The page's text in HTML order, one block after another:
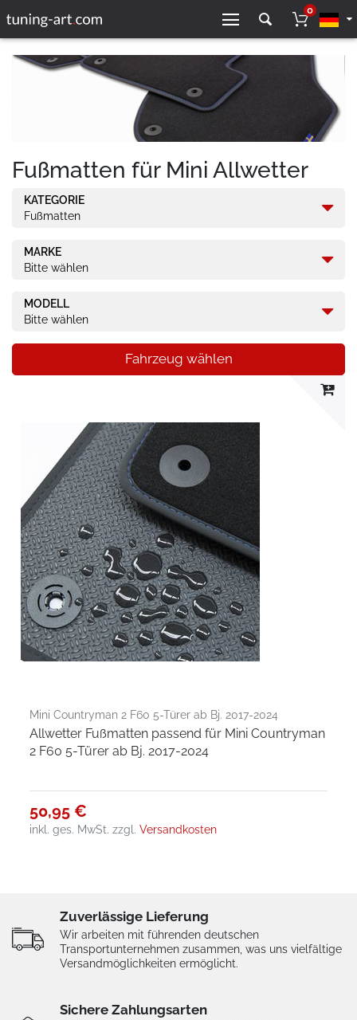
0
Fußmatten für Mini Allwetter
KATEGORIE
Fußmatten
MARKE
Bitte wählen
MODELL
Bitte wählen
Fahrzeug wählen
Mini Countryman 2 F60 5-Türer ab Bj. 2017-2024
Allwetter Fußmatten passend für Mini Countryman
2 F60 5-Türer ab Bj. 2017-2024
50,95 €
inkl. ges. MwSt. zzgl.Versandkosten
Zuverlässige Lieferung
Wir arbeiten mit führenden deutschen
Transportunternehmen zusammen, was uns vielfältige
Versandmöglichkeiten ermöglicht.
Sichere Zahlungsarten